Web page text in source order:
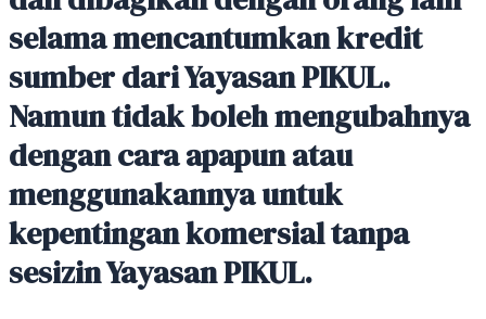
selama mencantumkan kredit
sumber dari Yayasan PIKUL.
Namun tidak boleh mengubahnya
dengan cara apapun atau
menggunakannya untuk
kepentingan komersial tanpa
sesizin Yayasan PIKUL.